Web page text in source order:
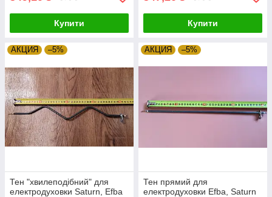
Купити Купити
АКЦИЯ –5%
Тен "хвилеподібний" для
електродуховки Saturn, Efba
АКЦИЯ –5%
Тен прямий для
електродуховки Efba, Saturn